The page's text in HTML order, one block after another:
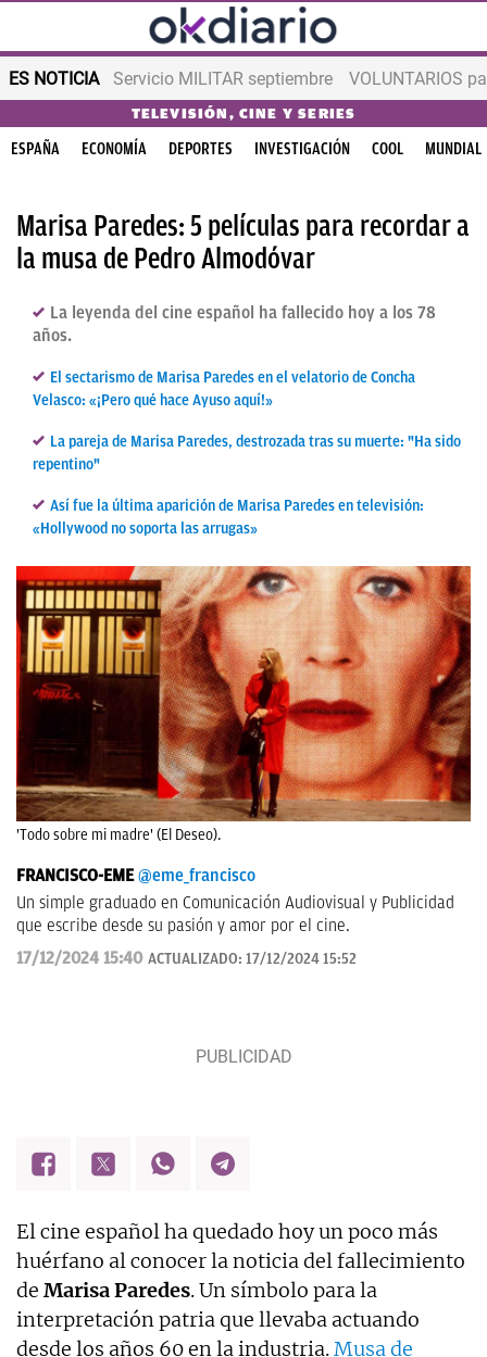
ES NOTICIA Servicio MILITAR septiembre VOLUNTARIOS
TELEVISIÓN, CINE Y SERIES
ESPAÑA ECONOMÍA DEPORTES INVESTIGACIÓN COOL MUNDIAL
Marisa Paredes: 5 películas para recordar a
la musa de Pedro Almodóvar
La leyenda del cine español ha fallecido hoy a los 78
años.
El sectarismo de Marisa Paredes en el velatorio de Concha
Velasco: «¡Pero qué hace Ayuso aquí!»
La pareja de Marisa Paredes, destrozada tras su muerte: "Ha sido
repentino"
Así fue la última aparición de Marisa Paredes en televisión:
«Hollywood no soporta las arrugas»
'Todo sobre mi madre' (El Deseo).
FRANCISCO-EME @eme_francisco
Un simple graduado en Comunicación Audiovisual y Publicidad
que escribe desde su pasión y amor por el cine.
17/12/2024 15:40 ACTUALIZADO: 17/12/2024 15:52
El cine español ha quedado hoy un poco más
huérfano al conocer la noticia del fallecimiento
de Marisa Paredes. Un símbolo para la
interpretación patria que llevaba actuando
desde los años 60 en la industria.Musa de